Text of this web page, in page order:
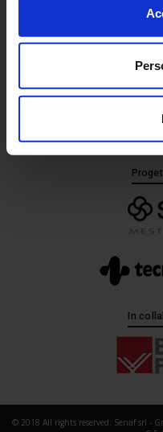
+
+ 39
In
© 2018 All rights reserved. Senaf srl -